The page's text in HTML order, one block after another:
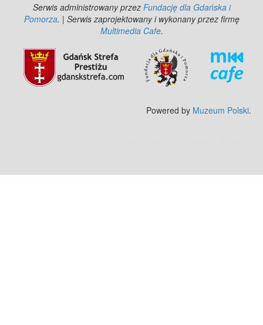
Serwis administrowany przez Fundację dla Gdańska i
Pomorza. | Serwis zaprojektowany i wykonany przez firmę
Multimedia Cafe.
Powered by Muzeum Polski.